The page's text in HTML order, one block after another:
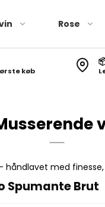
Rose
køb
med
Spumante Brut